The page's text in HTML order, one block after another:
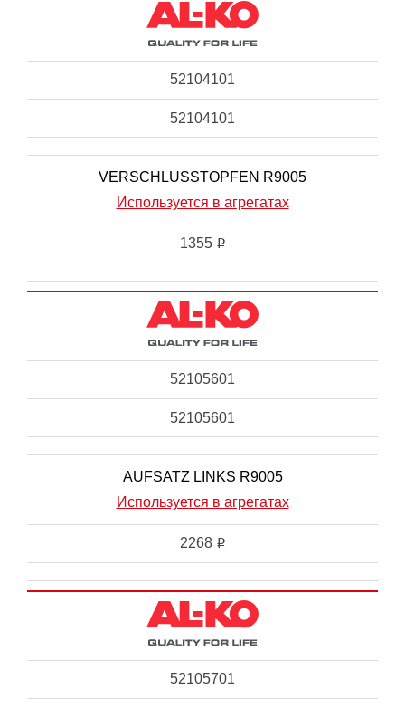
52104101
52104101
VERSCHLUSSTOPFEN R9005
Используется в агрегатах
1355 i
52105601
52105601
AUFSATZ LINKS R9005
Используется в агрегатах
2268 i
52105701